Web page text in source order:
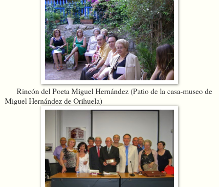
Rincón del Poeta Miguel Hernández (Patio de la casa-museo de
Miguel Hernández de Orihuela)